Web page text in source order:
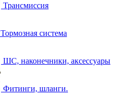
Трансмиссия
Тормозная система
ШС, наконечники, аксессуары
Фитинги, шланги.